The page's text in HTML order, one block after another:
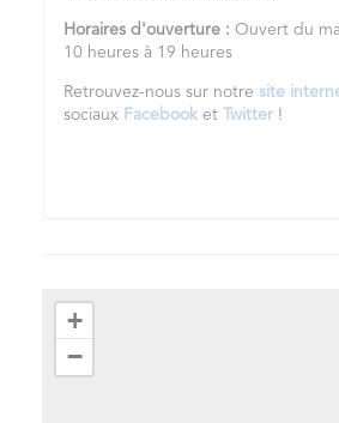
Horaires d'ouverture : Ouvert du
10 heures à 19 heures
Retrouvez-nous sur notre site
sociaux Facebook et Twitter !
+
−